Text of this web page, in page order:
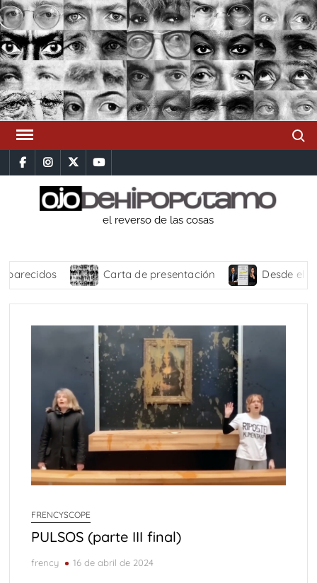
Saltar
al
contenido
facebookinstagram
x youtube
el reverso de las cosas
Carta de presentación Desde el Altiplano
FRENCYSCOPE
PULSOS (parte III final)
frency 16 de abril de 2024